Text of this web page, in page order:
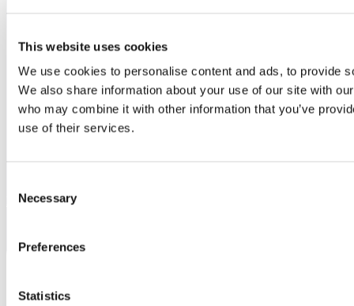
This website uses cookies
We use cookies to personalise content and ads, to provide
We also share information about your use of our site with
who may combine it with other information that you’ve
use of their services.
Selection
Necessary
Preferences
Statistics
Linkedin